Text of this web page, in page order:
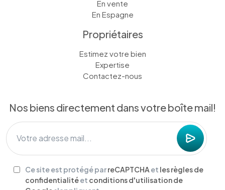
En vente
En Espagne
Propriétaires
Estimez votre bien
Expertise
Contactez-nous
Nos biens directement dans votre boîte mail!
Ce site est protégé parreCAPTCHA et les règles de
confidentialitéet conditions d'utilisation de